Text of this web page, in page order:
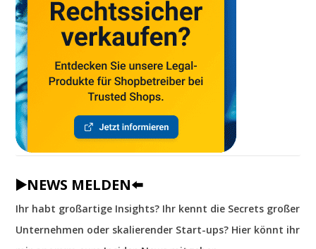
▶️NEWS MELDEN⬅️
Ihr habt großartige Insights? Ihr kennt die Secrets großer
Unternehmen oder skalierender Start-ups? Hier könnt ihr